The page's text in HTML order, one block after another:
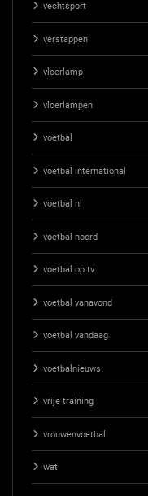
vechtsport
verstappen
vloerlamp
vloerlampen
voetbal
voetbal international
voetbal nl
voetbal noord
voetbal op tv
voetbal vanavond
voetbal vandaag
voetbalnieuws
vrije training
vrouwenvoetbal
wat